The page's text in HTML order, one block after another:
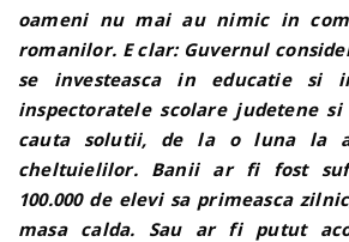
oameni nu mai au nimic in
romanilor. E clar: Guvernul
se investeasca in educatie si
inspectoratele scolare judetene
cauta solutii, de la o luna la
cheltuielilor. Banii ar fi fost
100.000 de elevi sa primeasca
masa calda. Sau ar fi putut